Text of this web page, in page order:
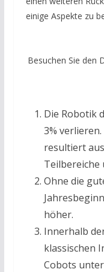
einige Aspekte zu
Besuchen Sie den
Die Robotik
3%
resultiert
Teilbereiche
Ohne die
höher.
Innerhalb
klassischen
Cobots